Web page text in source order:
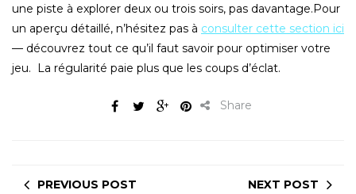
une piste à explorer deux ou trois soirs, pas davantage.Pour
un aperçu détaillé, n’hésitez pas à consulter cette section ici
— découvrez tout ce qu’il faut savoir pour optimiser votre
jeu. La régularité paie plus que les coups d’éclat.
Share
PREVIOUS POST NEXT POST